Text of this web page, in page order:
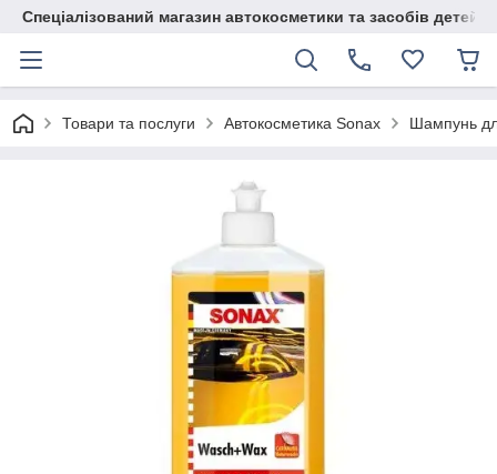
Спеціалізований магазин автокосметики та засобів
Товари та послуги Автокосметика Sonax Шампунь